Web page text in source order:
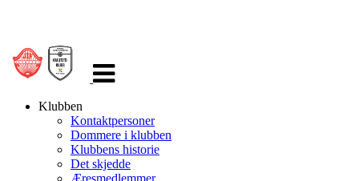
navigasjon
Klubben
Kontaktpersoner
Dommere i klubben
Klubbens historie
Det skjedde
Æresmedlemmer